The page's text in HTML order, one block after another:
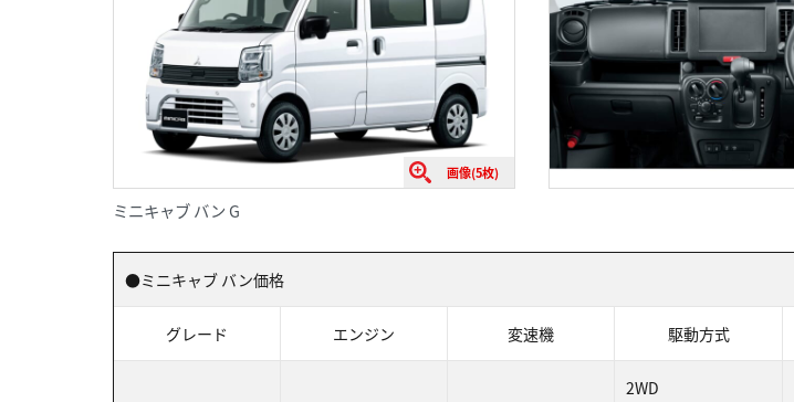
画像(5枚)
ミニキャブ バン G
●ミニキャブ バン価格
グレード エンジン 変速機 駆動方式
2WD